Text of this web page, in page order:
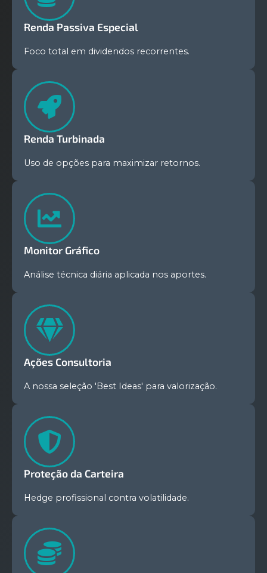
Renda Passiva Especial
Foco total em dividendos recorrentes.
Renda Turbinada
Uso de opções para maximizar retornos.
Monitor Gráfico
Análise técnica diária aplicada nos aportes.
Ações Consultoria
A nossa seleção 'Best Ideas' para valorização.
Proteção da Carteira
Hedge profissional contra volatilidade.